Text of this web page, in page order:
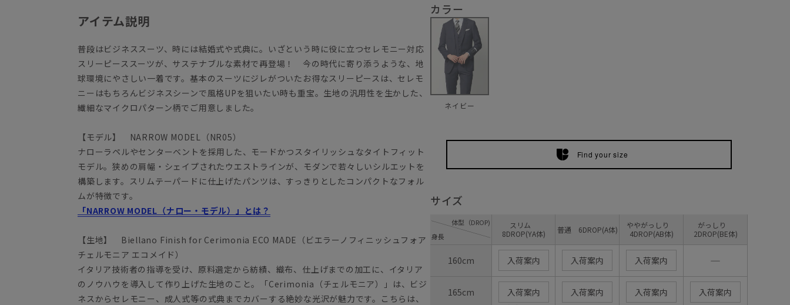
アイテム説明
普段はビジネススーツ、時には結婚式や式典に。いざという時に役に立つセレモニー対応
スリーピーススーツが、サステナブルな素材で再登場！ 今の時代に寄り添うような、地
球環境にやさしい一着です。基本のスーツにジレがついたお得なスリーピースは、セレモ
ニーはもちろんビジネスシーンで風格UPを狙いたい時も重宝。生地の汎用性を生かした、
繊細なマイクロパターン柄でご用意しました。
【モデル】 NARROW MODEL（NR05）
ナローラペルやセンターベントを採用した、モードかつスタイリッシュなタイトフィット
モデル。狭めの肩幅・シェイプされたウエストラインが、モダンで若々しいシルエットを
構築します。スリムテーパードに仕上げたパンツは、すっきりとしたコンパクトなフォル
ムが特徴です。
「NARROW MODEL（ナロー・モデル）」とは？
【生地】 Biellano Finish for Cerimonia ECO MADE（ビエラーノフィニッシュフォア
チェルモニア エコメイド）
イタリア技術者の指導を受け、原料選定から紡績、織布、仕上げまでの加工に、イタリア
のノウハウを導入して作り上げた生地のこと。「Cerimonia（チェルモニア）」は、ビジ
ネスからセレモニー、成人式等の式典までカバーする絶妙な光沢が魅力です。こちらは、
カラー
ネイビー
Find your size
サイズ
身長
体型（DROP)
スリム
8DROP(YA体)
普通 6DROP(A体)
ややがっしり
4DROP(AB体)
がっしり
2DROP(BE体)
160cm 入荷案内 入荷案内 入荷案内 ―
165cm 入荷案内 入荷案内 入荷案内 入荷案内